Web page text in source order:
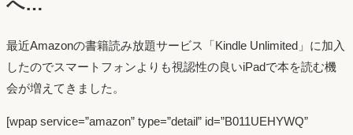
最近Amazonの書籍読み放題サービス「Kindle Unlimited」に加入
したのでスマートフォンよりも視認性の良いiPadで本を読む機
会が増えてきました。
[wpap service=”amazon” type=”detail” id=”B011UEHYWQ”